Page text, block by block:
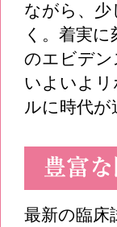
ながら、少
く。着実
のエビデン
いよいよ
ルに時代が
最新の臨床